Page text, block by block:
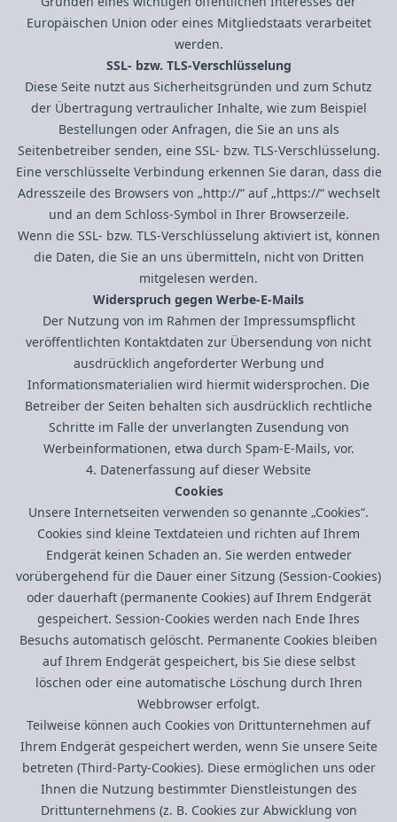
Europäischen Union oder eines Mitgliedstaats verarbeitet
werden.
SSL- bzw. TLS-Verschlüsselung
Diese Seite nutzt aus Sicherheitsgründen und zum Schutz
der Übertragung vertraulicher Inhalte, wie zum Beispiel
Bestellungen oder Anfragen, die Sie an uns als
Seitenbetreiber senden, eine SSL- bzw. TLS-Verschlüsselung.
Eine verschlüsselte Verbindung erkennen Sie daran, dass die
Adresszeile des Browsers von „http://“ auf „https://“ wechselt
und an dem Schloss-Symbol in Ihrer Browserzeile.
Wenn die SSL- bzw. TLS-Verschlüsselung aktiviert ist, können
die Daten, die Sie an uns übermitteln, nicht von Dritten
mitgelesen werden.
Widerspruch gegen Werbe-E-Mails
Der Nutzung von im Rahmen der Impressumspflicht
veröffentlichten Kontaktdaten zur Übersendung von nicht
ausdrücklich angeforderter Werbung und
Informationsmaterialien wird hiermit widersprochen. Die
Betreiber der Seiten behalten sich ausdrücklich rechtliche
Schritte im Falle der unverlangten Zusendung von
Werbeinformationen, etwa durch Spam-E-Mails, vor.
4. Datenerfassung auf dieser Website
Cookies
Unsere Internetseiten verwenden so genannte „Cookies“.
Cookies sind kleine Textdateien und richten auf Ihrem
Endgerät keinen Schaden an. Sie werden entweder
vorübergehend für die Dauer einer Sitzung (Session-Cookies)
oder dauerhaft (permanente Cookies) auf Ihrem Endgerät
gespeichert. Session-Cookies werden nach Ende Ihres
Besuchs automatisch gelöscht. Permanente Cookies bleiben
auf Ihrem Endgerät gespeichert, bis Sie diese selbst
löschen oder eine automatische Löschung durch Ihren
Webbrowser erfolgt.
Teilweise können auch Cookies von Drittunternehmen auf
Ihrem Endgerät gespeichert werden, wenn Sie unsere Seite
betreten (Third-Party-Cookies). Diese ermöglichen uns oder
Ihnen die Nutzung bestimmter Dienstleistungen des
Drittunternehmens (z. B. Cookies zur Abwicklung von